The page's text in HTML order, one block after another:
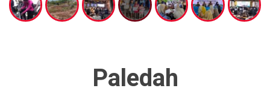
Paledah